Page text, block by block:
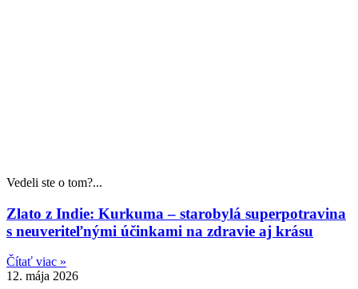
Vedeli ste o tom?...
Zlato z Indie: Kurkuma – starobylá superpotravina
s neuveriteľnými účinkami na zdravie aj krásu
Čítať viac »
12. mája 2026